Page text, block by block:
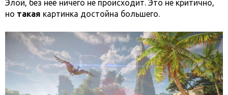
Элой, без неё ничего не происходит. Это не критично,
но такая картинка достойна большего.